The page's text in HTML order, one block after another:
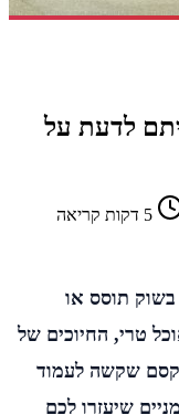
לדעת על
5 דקות קריאה
בשוק תוסס או
טרי, החיוכים של
קסם שקשה לעמוד
שיעזרו לכם